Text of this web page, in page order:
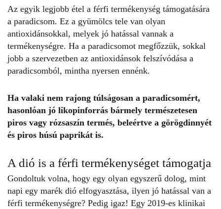
Az egyik legjobb étel a férfi termékenység támogatására
a paradicsom. Ez a gyümölcs tele van olyan
antioxidánsokkal, melyek jó hatással vannak a
termékenységre. Ha a paradicsomot megfőzzük, sokkal
jobb a szervezetben az antioxidánsok felszívódása a
paradicsomból, mintha nyersen ennénk.
Ha valaki nem rajong túlságosan a paradicsomért,
hasonlóan jó likopinforrás bármely természetesen
piros vagy rózsaszín termés, beleértve a görögdinnyét
és piros húsú paprikát is.
A dió is a férfi termékenységet támogatja
Gondoltuk volna, hogy egy olyan egyszerű dolog, mint
napi egy marék dió elfogyasztása, ilyen jó hatással van a
férfi termékenységre? Pedig igaz! Egy 2019-es klinikai